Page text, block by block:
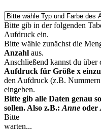
Bitte gib in der folgenden
Aufdruck ein.
Bitte wähle zunächst die
Anzahl aus.
Anschließend kannst du über
Aufdruck für Größe x
den Aufdruck (z.B.
eingeben.
Bitte gib alle Daten genau
sollen. Also z.B.: Anne oder
Bitte
warten...